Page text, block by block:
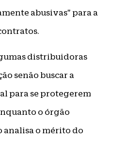
abusivas” para a
distribuidoras
senão buscar a
para se protegerem
o órgão
analisa o mérito do